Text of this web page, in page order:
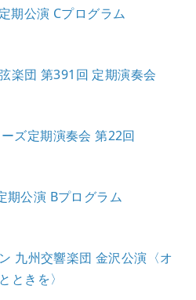
期公演 Cプログラム
楽団 第391回 定期演奏会
ズ定期演奏会 第22回
期公演 Bプログラム
九州交響楽団 金沢公演〈オ
ときを〉